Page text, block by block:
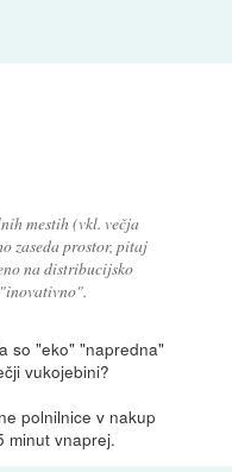
mestih (vkl. večja
zaseda prostor, pitaj
na distribucijsko
so "eko" "napredna"
vukojebini?
polnilnice v nakup
minut vnaprej.